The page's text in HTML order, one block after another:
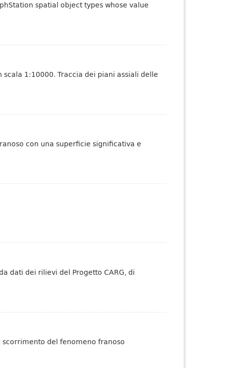
spatial object types whose value
1:10000. Traccia dei piani assiali delle
con una superficie significativa e
dati dei rilievi del Progetto CARG, di
scorrimento del fenomeno franoso